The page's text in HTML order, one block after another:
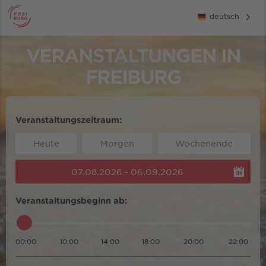
deutsch
VERANSTALTUNGEN IN
FREIBURG
Veranstaltungszeitraum:
Heute Morgen Wochenende
07.08.2026 - 06.09.2026
Veranstaltungsbeginn ab:
00:00 10:00 14:00 18:00 20:00 22:00